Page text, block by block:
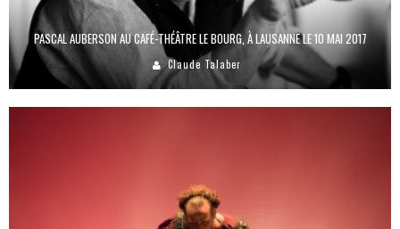
PASCAL AUBERSON AU CAFÉ-THÉÂTRE LE BOURG, À LAUSANNE LE 10 MAI 2017
Claude Talaber